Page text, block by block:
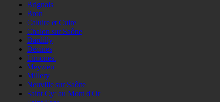
Brignais
Bron
Caluire et Cuire
Chalon sur Saône
Dardilly
Décines
Limonest
Meyzieu
Millery
Neuville sur Saône
Saint Cyr au Mont d'Or